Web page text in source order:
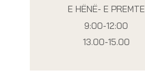
E HËNË- E PREMTE
9:00-12:00
13.00-15.00